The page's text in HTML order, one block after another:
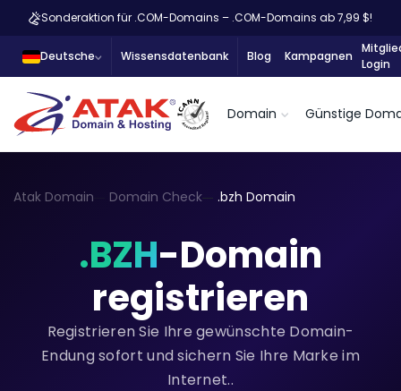
Sonderaktion für .COM-Domains – .COM-Domains ab 7,99 $!
Deutsche Wissensdatenbank Blog Kampagnen
Login
Domain Günstige
Atak Domain Domain Check .bzh Domain
.BZH-Domain
registrieren
Registrieren Sie Ihre gewünschte Domain-
Endung sofort und sichern Sie Ihre Marke im
Internet..